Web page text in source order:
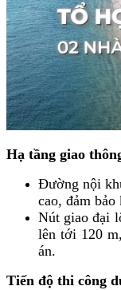
Hạ tầng giao
Đường nội
cao, đảm
Nút giao đại
lên tới 120
án.
Tiến độ thi công